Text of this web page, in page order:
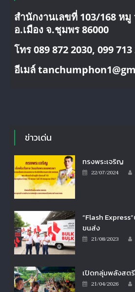
สำนักงานเลขที่ 103/168 หมู
อ.เมือง จ.ชุมพร 86000
โทร 089 872 2030, 099 713
อีเมล์
ข่าวเด่น
ทรงพระเจริญ
Posted
22/07/2024
“Flash
ขนส่ง
Posted
21/08/2023
เปิดกลุ่มพลังสต
Posted
21/04/2026